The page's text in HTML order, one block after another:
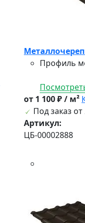
Профиль
от 1 100 ₽ / м²
Под заказ от
Артикул:
ЦБ-00002888